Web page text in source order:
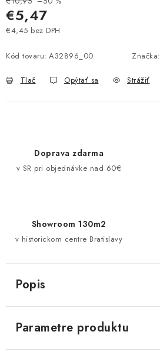
Pravidlá zliav a akcií
€5,47
€4,45 bez DPH
Kód tovaru: A32896_00 Značka:
Tlač Opýtať sa Strážiť
Doprava zdarma
v SR pri objednávke nad 60€
Showroom 130m2
v historickom centre Bratislavy
Popis
Parametre produktu